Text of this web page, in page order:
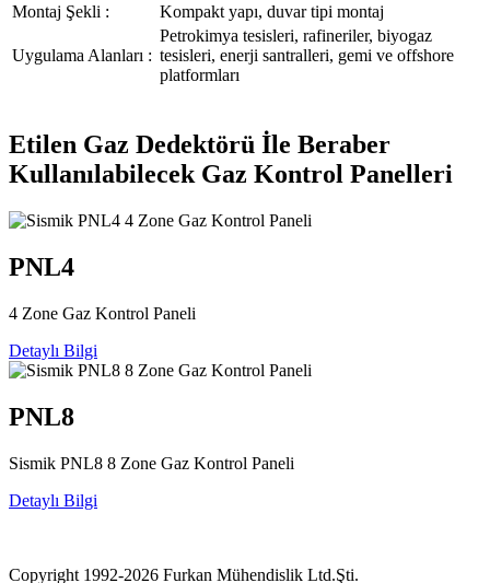
Montaj Şekli :
Kompakt yapı, duvar tipi montaj
Uygulama Alanları :
Petrokimya tesisleri, rafineriler, biyogaz
tesisleri, enerji santralleri, gemi ve offshore
platformları
Etilen Gaz Dedektörü İle Beraber
Kullanılabilecek Gaz Kontrol Panelleri
PNL4
4 Zone Gaz Kontrol Paneli
Detaylı Bilgi
PNL8
Sismik PNL8 8 Zone Gaz Kontrol Paneli
Detaylı Bilgi
Copyright 1992-2026 Furkan Mühendislik Ltd.Şti.